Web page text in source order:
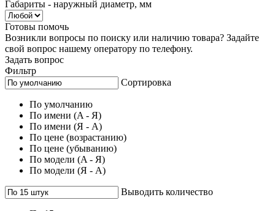
Габариты - наружный диаметр, мм
Готовы помочь
Возникли вопросы по поиску или наличию товара? Задайте
свой вопрос нашему оператору по телефону.
Задать вопрос
Фильтр
Сортировка
По умолчанию
По имени (A - Я)
По имени (Я - A)
По цене (возрастанию)
По цене (убыванию)
По модели (A - Я)
По модели (Я - A)
Выводить количество